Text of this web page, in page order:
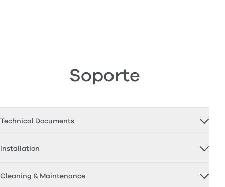
Soporte
Technical Documents
Installation
Cleaning & Maintenance